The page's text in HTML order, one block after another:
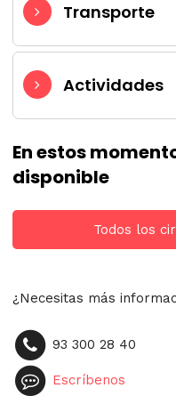
Transporte
Actividades
En estos
disponible
Todos los
¿Necesitas más
93 300 28 40
Escríbenos